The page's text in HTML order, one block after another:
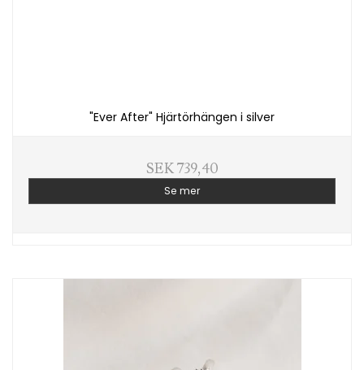
"Ever After" Hjärtörhängen i silver
SEK 739,40
Se mer